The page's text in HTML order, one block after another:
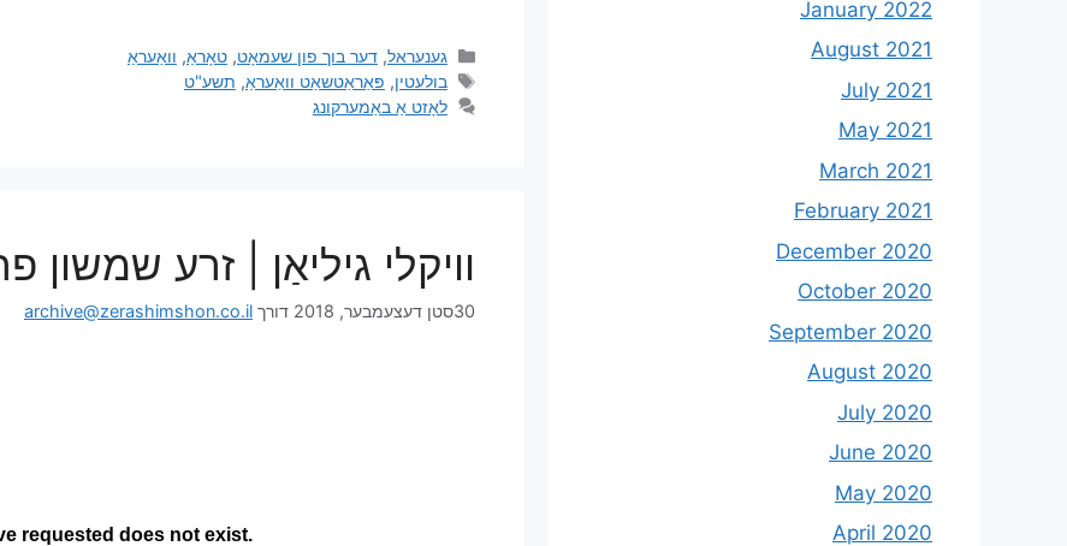
גענעראל,דער בוך פון שעמאָט,טאָראַ, וואַעראַ
בולעטין, פּאַראַטשאַט וואַעראַ, תשע"ט
לאָזט אַ באַמערקונג
וויקלי גיליאַן | זרע שמשון
30סטן דעצעמבער, 2018 דורך archive@zerashimshon.co.il
January 2022
August 2021
July 2021
May 2021
March 2021
February 2021
December 2020
October 2020
September 2020
August 2020
July 2020
June 2020
May 2020
April 2020